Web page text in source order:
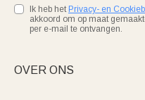
Ik heb het Privacy- en
akkoord om op maat
per e-mail te ontvangen.
OVER ONS